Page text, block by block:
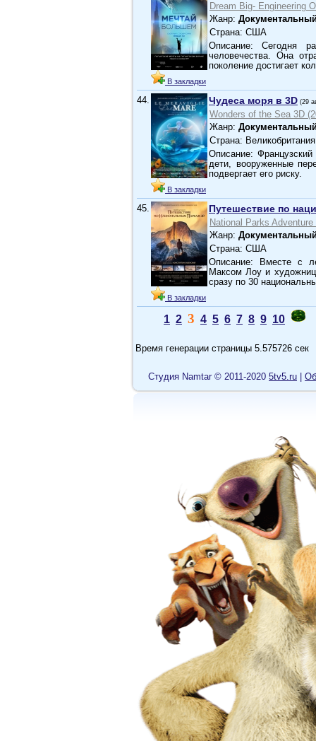
В закладки
Dream Big- Engineering
Жанр:
Страна: США
Описание: Сегодня
человечества. Она
поколение достигает
44.
В закладки
Чудеса моря в 3D (29
Wonders of the Sea 3D
Жанр:
Страна: Великобритания
Описание:
дети, вооруженные
подвергает его риску.
45.
В закладки
Путешествие по
National Parks Adventure
Жанр:
Страна: США
Описание: Вместе с
Максом Лоу и
сразу по 30
1 2 3 4 5 6 7 8 9 10
Время генерации страницы 5.575726 сек
Cтудия Namtar © 2011-2020 5tv5.ru